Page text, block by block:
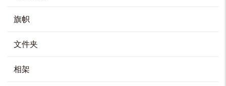
旗帜
文件夹
相架